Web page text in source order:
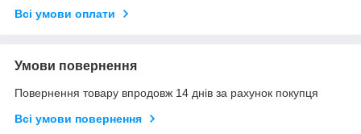
Всі умови оплати
Умови повернення
Повернення товару впродовж 14 днів за рахунок покупця
Всі умови повернення